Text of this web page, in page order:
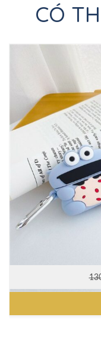
CÓ
Original
was:
Current
is: